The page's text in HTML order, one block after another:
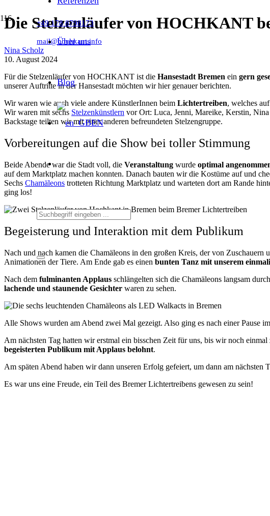
+49 178 8798173
mail@hochkant.info
Über uns
Blog
EN
Die Stelzenläufer von HOCHKANT
Nina Scholz
10. August 2024
Für die Stelzenläufer von HOCHKANT ist die Hansestadt Bremen ein gern
unserer Auftritte in der Hansestadt möchten wir hier genauer berichten.
Wir waren wie auch viele andere KünstlerInnen beim Lichtertreiben, welches
Wir waren mit sechs Stelzenkünstlern vor Ort: Luca, Jenni, Mareike, Kerstin,
Backstage teilten wir mit einer anderen befreundeten Stelzengruppe.
Vorbereitungen auf die Show bei toller Stimmung
Beide Abende war die Stadt voll, die Veranstaltung wurde optimal
auf dem Marktplatz machen konnten. Danach bauten wir die Kostüme auf und
Sechs Chamäleons trotteten Richtung Marktplatz und warteten dort am Rande
ging los!
Begeisterung und Interaktion mit dem Publikum
Nach und nach kamen die Chamäleons in den großen Kreis, der von
Animationen der Tiere. Am Ende gab es einen bunten Tanz mit unserem
Nach dem fulminanten Applaus schlängelten sich die Chamäleons langsam
lachende und staunende Gesichter waren zu sehen.
Alle Shows wurden am Abend zwei Mal gezeigt. Also ging es nach einer Pause
Am nächsten Tag hatten wir erstmal ein bisschen Zeit für uns, bis wir noch
begeisterten Publikum mit Applaus belohnt.
Am späten Abend haben wir dann unseren Erfolg gefeiert, um dann am
Es war uns eine Freude, ein Teil des Bremer Lichtertreibens gewesen zu sein!